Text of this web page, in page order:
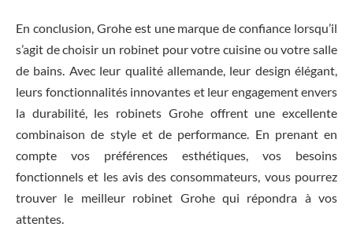
En conclusion, Grohe est une marque de confiance lorsqu’il
s’agit de choisir un robinet pour votre cuisine ou votre salle
de bains. Avec leur qualité allemande, leur design élégant,
leurs fonctionnalités innovantes et leur engagement envers
la durabilité, les robinets Grohe offrent une excellente
combinaison de style et de performance. En prenant en
compte vos préférences esthétiques, vos besoins
fonctionnels et les avis des consommateurs, vous pourrez
trouver le meilleur robinet Grohe qui répondra à vos
attentes.